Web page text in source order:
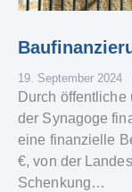
19. September 2024
Durch
der Synagoge
eine finanzielle
€, von der
Schenkung…